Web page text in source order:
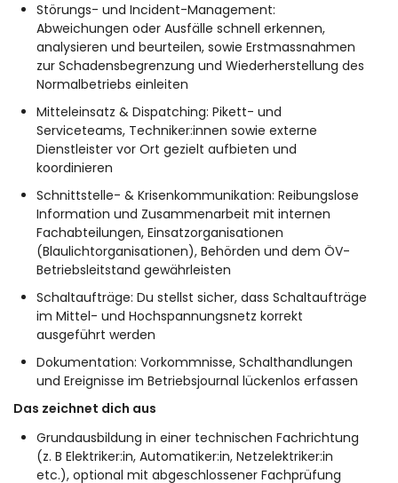
Störungs- und Incident-Management:
Abweichungen oder Ausfälle schnell erkennen,
analysieren und beurteilen, sowie Erstmassnahmen
zur Schadensbegrenzung und Wiederherstellung des
Normalbetriebs einleiten
Mitteleinsatz & Dispatching: Pikett- und
Serviceteams, Techniker:innen sowie externe
Dienstleister vor Ort gezielt aufbieten und
koordinieren
Schnittstelle- & Krisenkommunikation: Reibungslose
Information und Zusammenarbeit mit internen
Fachabteilungen, Einsatzorganisationen
(Blaulichtorganisationen), Behörden und dem ÖV-
Betriebsleitstand gewährleisten
Schaltaufträge: Du stellst sicher, dass Schaltaufträge
im Mittel- und Hochspannungsnetz korrekt
ausgeführt werden
Dokumentation: Vorkommnisse, Schalthandlungen
und Ereignisse im Betriebsjournal lückenlos erfassen
Das zeichnet dich aus
Grundausbildung in einer technischen Fachrichtung
(z. B Elektriker:in, Automatiker:in, Netzelektriker:in
etc.), optional mit abgeschlossener Fachprüfung